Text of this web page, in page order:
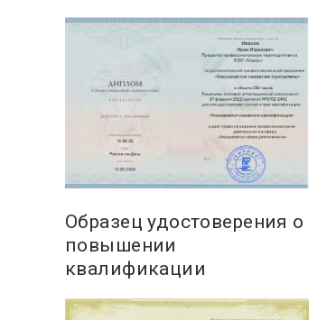
Образец удостоверения о
повышении
квалификации